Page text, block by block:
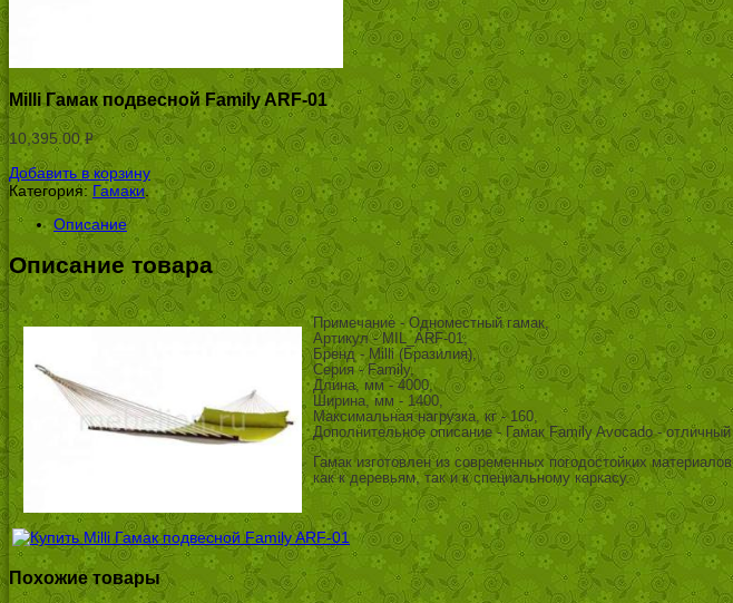
Milli Гамак подвесной Family ARF-01
10,395.00 Р
УБ.
Добавить в корзину
Категория: Гамаки.
Описание
Описание товара
Примечание - Одноместный гамак,
Артикул - MIL_ARF-01,
Бренд - Milli (Бразилия),
Серия - Family,
Длина, мм - 4000,
Ширина, мм - 1400,
Максимальная нагрузка, кг - 160,
Дополнительное описание - Гамак Family Avocado -
Гамак изготовлен из современных погодостойких
как к деревьям, так и к специальному каркасу.
Похожие товары